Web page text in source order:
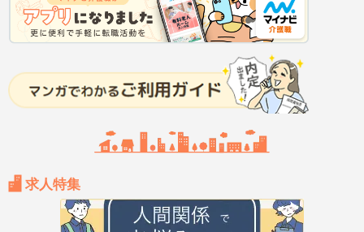
求人特集